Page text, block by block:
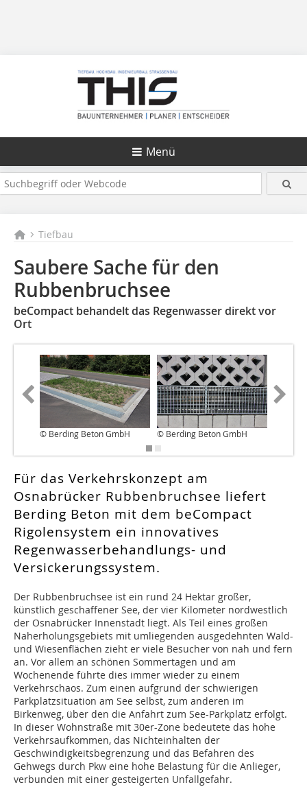
Menü
Tiefbau
Saubere Sache für den
Rubbenbruchsee
beCompact behandelt das Regenwasser direkt vor
Ort
© Berding Beton GmbH © Berding Beton GmbH
Für das Verkehrskonzept am
Osnabrücker Rubbenbruchsee liefert
Berding Beton mit dem beCompact
Rigolensystem ein innovatives
Regenwasserbehandlungs- und
Versickerungssystem.
Der Rubbenbruchsee ist ein rund 24 Hektar großer,
künstlich geschaffener See, der vier Kilometer nordwestlich
der Osnabrücker Innenstadt liegt. Als Teil eines großen
Naherholungsgebiets mit umliegenden ausgedehnten Wald-
und Wiesenflächen zieht er viele Besucher von nah und fern
an. Vor allem an schönen Sommertagen und am
Wochenende führte dies immer wieder zu einem
Verkehrschaos. Zum einen aufgrund der schwierigen
Parkplatzsituation am See selbst, zum anderen im
Birkenweg, über den die Anfahrt zum See-Parkplatz erfolgt.
In dieser Wohnstraße mit 30er-Zone bedeutete das hohe
Verkehrsaufkommen, das Nichteinhalten der
Geschwindigkeitsbegrenzung und das Befahren des
Gehwegs durch Pkw eine hohe Belastung für die Anlieger,
verbunden mit einer gesteigerten Unfallgefahr.